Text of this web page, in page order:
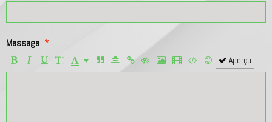
Message
Aperçu